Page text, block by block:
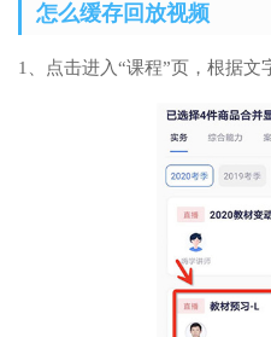
怎么缓存回放视频
1、点击进入“课程”页，根据文